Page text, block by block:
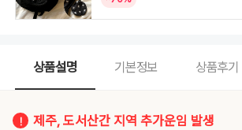
상품설명 기본정보 상품후기
제주, 도서산간 지역 추가운임 발생